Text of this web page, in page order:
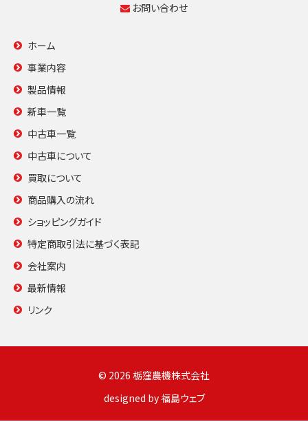
お問い合わせ
ホーム
事業内容
製品情報
新車一覧
中古車一覧
中古車について
買取について
商品購入の流れ
ショッピングガイド
特定商取引法に基づく表記
会社案内
最新情報
リンク
© 2026 栃窪農機株式会社
designed by福島ウェブ